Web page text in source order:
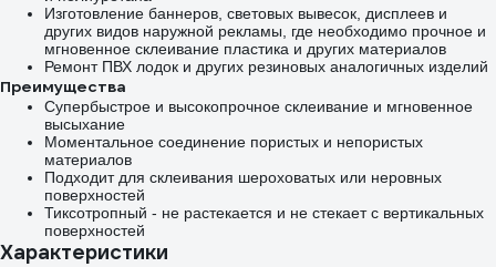
Изготовление баннеров, световых вывесок, дисплеев и
других видов наружной рекламы, где необходимо прочное и
мгновенное склеивание пластика и других материалов
Ремонт ПВХ лодок и других резиновых аналогичных изделий
Преимущества
Супербыстрое и высокопрочное склеивание и мгновенное
высыхание
Моментальное соединение пористых и непористых
материалов
Подходит для склеивания шероховатых или неровных
поверхностей
Тиксотропный - не растекается и не стекает с вертикальных
поверхностей
Характеристики